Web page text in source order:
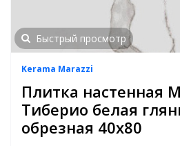
Быстрый просмотр
Kerama Marazzi
Плитка настенная
Тиберио белая
обрезная 40х80